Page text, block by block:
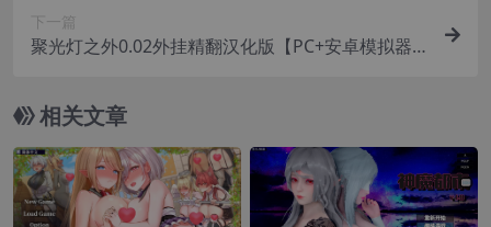
下一篇
聚光灯之外0.02外挂精翻汉化版【PC+安卓模拟器
ight【1.8G】
相关文章